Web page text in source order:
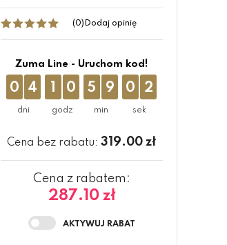
(0) Dodaj opinię
Zuma Line - Uruchom kod!
0 4 1 0 5 9 0 1
Cena bez rabatu: 319.00 zł
Cena z rabatem:
287.10 zł